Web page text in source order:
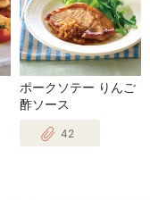
ポークソテー りんご
酢ソース
42